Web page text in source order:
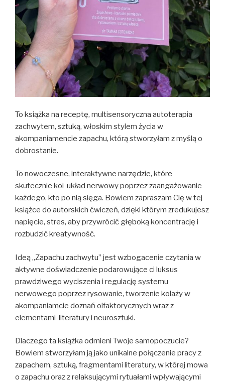
To książka na receptę, multisensoryczna autoterapia
zachwytem, sztuką, włoskim stylem życia w
akompaniamencie zapachu, którą stworzyłam z myślą o
dobrostanie.
To nowoczesne, interaktywne narzędzie, które
skutecznie koi układ nerwowy poprzez zaangażowanie
każdego, kto po nią sięga. Bowiem zapraszam Cię w tej
książce do autorskich ćwiczeń, dzięki którym zredukujesz
napięcie, stres, aby przywrócić głęboką koncentrację i
rozbudzić kreatywność.
Ideą „Zapachu zachwytu” jest wzbogacenie czytania w
aktywne doświadczenie podarowujące ci luksus
prawdziwego wyciszenia i regulację systemu
nerwowego poprzez rysowanie, tworzenie kolaży w
akompaniamcie doznań olfaktorycznych wraz z
elementami literatury i neurosztuki.
Dlaczego ta książka odmieni Twoje samopoczucie?
Bowiem stworzyłam ją jako unikalne połączenie pracy z
zapachem, sztuką, fragmentami literatury, w której mowa
o zapachu oraz z relaksującymi rytuałami wpływającymi